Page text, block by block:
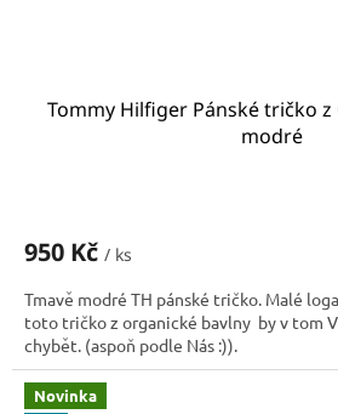
Tommy Hilfiger Pánské tričko
modré
950 Kč / ks
Tmavě modré TH pánské tričko. Malé
toto tričko z organické bavlny by v tom
chybět. (aspoň podle Nás :)).
Novinka